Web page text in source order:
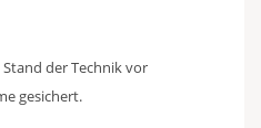
der Technik vor
gesichert.